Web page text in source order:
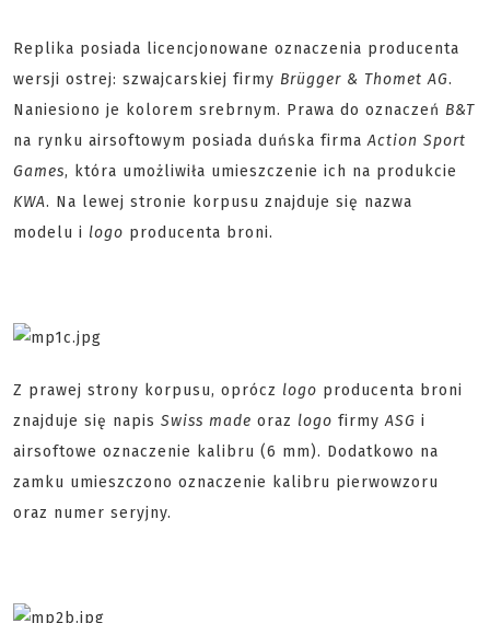
Replika posiada licencjonowane oznaczenia producenta
wersji ostrej: szwajcarskiej firmy Brügger & Thomet AG.
Naniesiono je kolorem srebrnym. Prawa do oznaczeń B&T
na rynku airsoftowym posiada duńska firmaAction Sport
Games, która umożliwiła umieszczenie ich na produkcie
KWA. Na lewej stronie korpusu znajduje się nazwa
modelu i logo producenta broni.
Z prawej strony korpusu, oprócz logo producenta broni
znajduje się napis Swiss made oraz logo firmyASG i
airsoftowe oznaczenie kalibru (6 mm). Dodatkowo na
zamku umieszczono oznaczenie kalibru pierwowzoru
oraz numer seryjny.